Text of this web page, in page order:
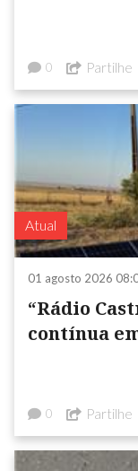
0 Partilhe
Atual
01 agosto 2026
“Rádio
0 Partilhe